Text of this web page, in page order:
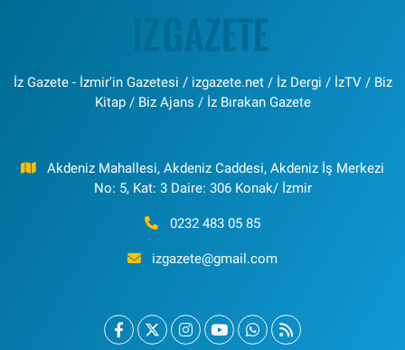
İz Gazete - İzmir'in Gazetesi / izgazete.net / İz Dergi / İzTV / Biz
Kitap / Biz Ajans / İz Bırakan Gazete
Akdeniz Mahallesi, Akdeniz Caddesi, Akdeniz İş Merkezi
No: 5, Kat: 3 Daire: 306 Konak/ İzmir
0232 483 05 85
izgazete@gmail.com